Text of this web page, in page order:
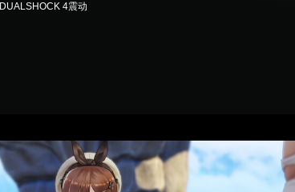
DUALSHOCK 4震动